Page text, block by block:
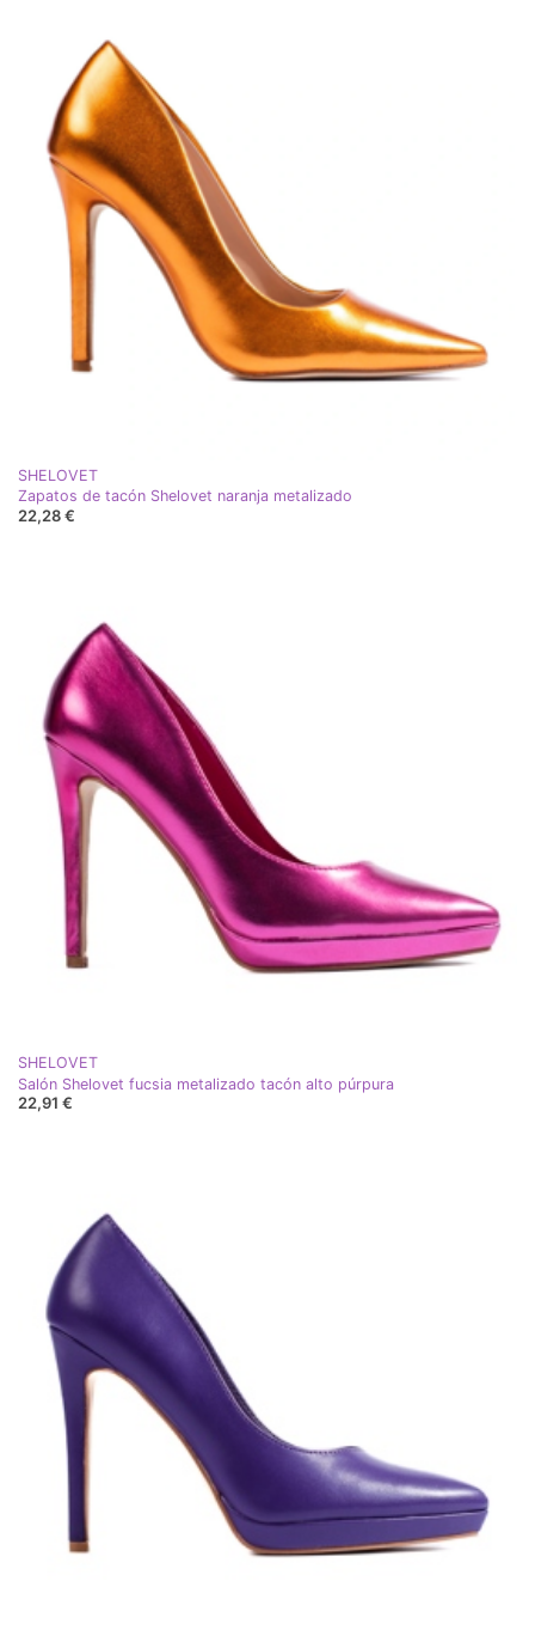
SHELOVET
Zapatos de tacón Shelovet naranja metalizado
22,28 €
SHELOVET
Salón Shelovet fucsia metalizado tacón alto púrpura
22,91 €